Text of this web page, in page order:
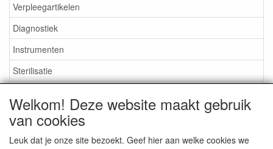
Verpleegartikelen
Diagnostiek
Instrumenten
Sterilisatie
Aktieartikelen
Welkom! Deze website maakt gebruik
van cookies
Leuk dat je onze site bezoekt. Geef hier aan welke cookies we